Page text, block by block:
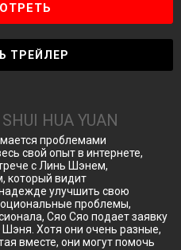
ТРЕЙЛЕР
HUA YUAN
проблемами
свой опыт в интернете,
с Линь Шэнем,
который видит
улучшить свою
проблемы,
Сяо Сяо подает заявку
Хотя они очень разные,
вместе, они могут помочь